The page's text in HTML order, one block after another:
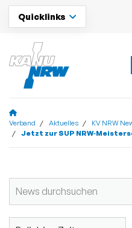
Quicklinks
Verband Aktuelles
KV NRW
Jetzt zur SUP